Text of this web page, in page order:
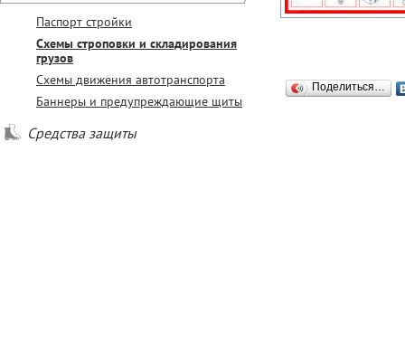
Паспорт стройки
Схемы строповки и складирования
грузов
Схемы движения автотранспорта
Баннеры и предупреждающие щиты
Средства защиты
Поделиться…